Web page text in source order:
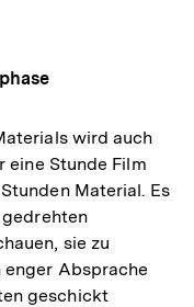
wird auch
eine Stunde Film
Material. Es
sie zu
Absprache
geschickt